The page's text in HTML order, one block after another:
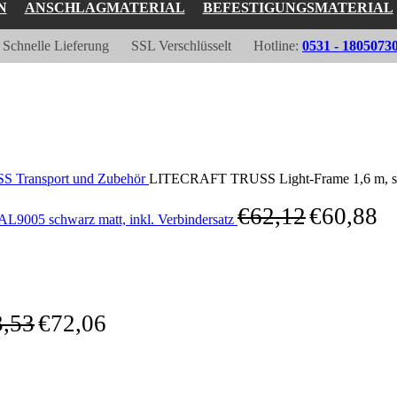
ANSCHLAGMATERIAL BEFESTIGUNGSMATERIAL
Schnelle Lieferung SSL Verschlüsselt Hotline: 0531 -
Transport und ZubehörLITECRAFT TRUSS Light-Frame 1,6 m,
schwarz matt, inkl. Verbindersatz €62,12€60,88
€72,06